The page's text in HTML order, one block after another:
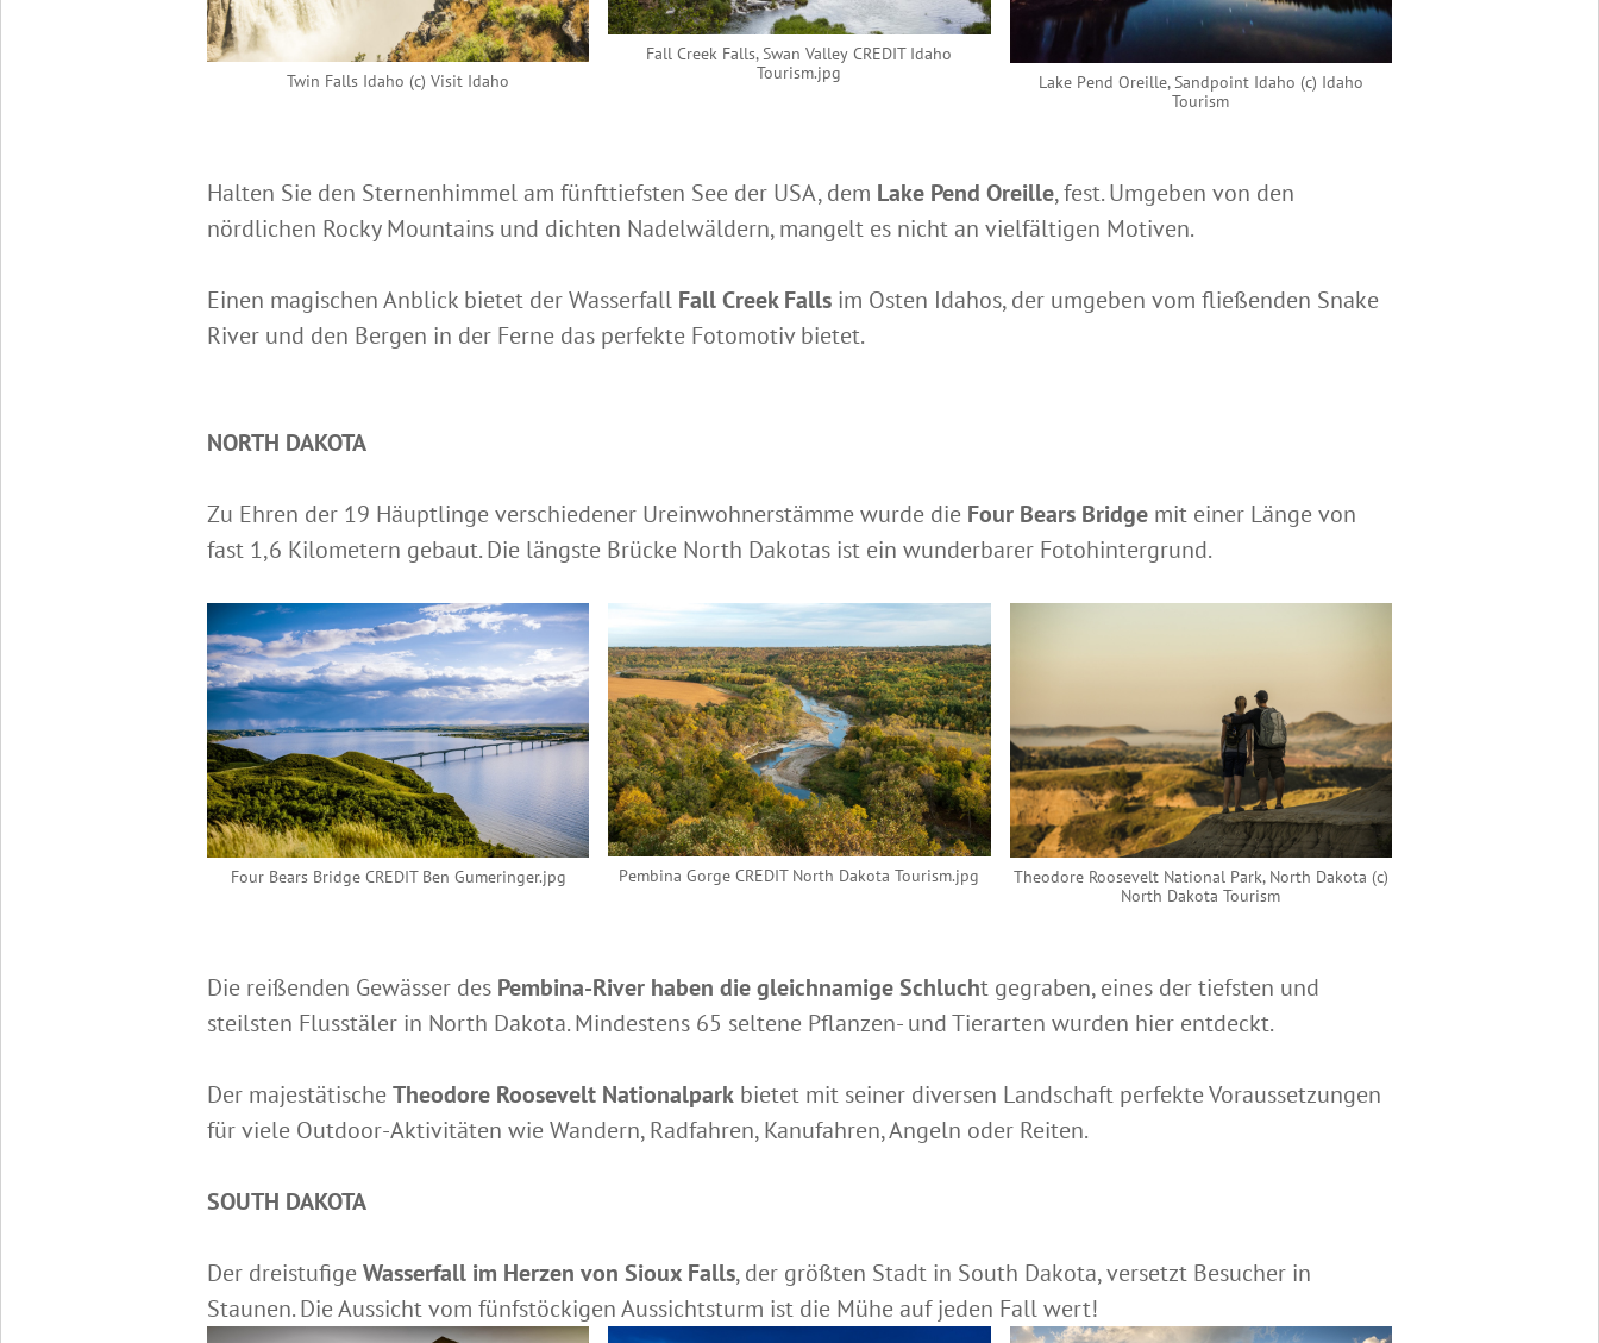
Twin Falls Idaho (c) Visit Idaho
Fall Creek Falls, Swan Valley CREDIT Idaho
Tourism.jpg
Lake Pend Oreille, Sandpoint Idaho (c) Idaho
Tourism
Halten Sie den Sternenhimmel am fünfttiefsten See der USA, dem Lake Pend Oreille, fest. Umgeben von den
nördlichen Rocky Mountains und dichten Nadelwäldern, mangelt es nicht an vielfältigen Motiven.
Einen magischen Anblick bietet der Wasserfall Fall Creek Fallsim Osten Idahos, der umgeben vom fließenden Snake
River und den Bergen in der Ferne das perfekte Fotomotiv bietet.
NORTH DAKOTA
Zu Ehren der 19 Häuptlinge verschiedener Ureinwohnerstämme wurde die Four Bears Bridgemit einer Länge von
fast 1,6 Kilometern gebaut. Die längste Brücke North Dakotas ist ein wunderbarer Fotohintergrund.
Four Bears Bridge CREDIT Ben Gumeringer.jpg Pembina Gorge CREDIT North Dakota Tourism.jpg
Theodore Roosevelt National Park, North Dakota (c)
North Dakota Tourism
Die reißenden Gewässer desPembina-River haben die gleichnamige Schlucht gegraben, eines der tiefsten und
steilsten Flusstäler in North Dakota. Mindestens 65 seltene Pflanzen- und Tierarten wurden hier entdeckt.
Der majestätischeTheodore Roosevelt Nationalparkbietet mit seiner diversen Landschaft perfekte Voraussetzungen
für viele Outdoor-Aktivitäten wie Wandern, Radfahren, Kanufahren, Angeln oder Reiten.
SOUTH DAKOTA
Der dreistufigeWasserfall im Herzen von Sioux Falls, der größten Stadt in South Dakota, versetzt Besucher in
Staunen. Die Aussicht vom fünfstöckigen Aussichtsturm ist die Mühe auf jeden Fall wert!